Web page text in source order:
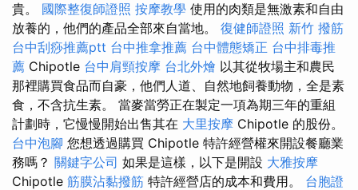
貴。 國際整復師證照 按摩教學 使用的肉類是無激素和自由
放養的，他們的產品全部來自當地。 復健師證照 新竹 撥筋
台中刮痧推薦ptt 台中推拿推薦 台中體態矯正 台中排毒推
薦 Chipotle 台中肩頸按摩 台北外燴 以其從牧場主和農民
那裡購買食品而自豪，他們人道、自然地飼養動物，全是素
食，不含抗生素。 當麥當勞正在製定一項為期三年的重組
計劃時，它慢慢開始出售其在 大里按摩 Chipotle 的股份。
台中泡腳 您想透過購買 Chipotle 特許經營權來開設餐廳業
務嗎？ 關鍵字公司 如果是這樣，以下是開設 大雅按摩
Chipotle 筋膜沾黏撥筋 特許經營店的成本和費用。 台胞證